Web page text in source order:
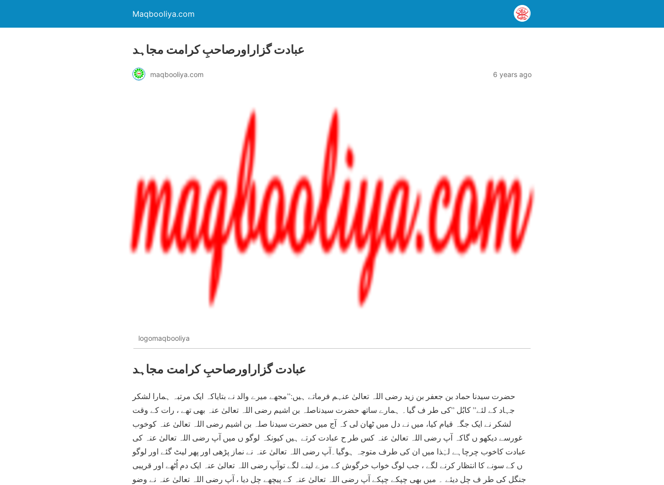
Maqbooliya.com
عبادت گزاراورصاحبِ کرامت مجاہد
maqbooliya.com 6 years ago
logomaqbooliya
عبادت گزاراورصاحبِ کرامت مجاہد
حضرت سیدنا حماد بن جعفر بن زید رضی اللہ تعالیٰ عنہم فرماتے ہیں:”مجھے میرے والد نے بتایاکہ ایک مرتبہ ہمارا لشکر
جہاد کے لئے” کابُل ”کی طر ف گیا۔ ہمارے ساتھ حضرت سیدناصلہ بن اشیم رضی اللہ تعالیٰ عنہ بھی تھے ، رات کے وقت
لشکر نے ایک جگہ قیام کیا، میں نے دل میں ٹھان لی کہ آج میں حضرت سیدنا صلہ بن اشیم رضی اللہ تعالیٰ عنہ کوخوب
غورسے دیکھو ں گاکہ آپ رضی اللہ تعالیٰ عنہ کس طر ح عبادت کرتے ہیں کیونکہ لوگو ں میں آپ رضی اللہ تعالیٰ عنہ کی
عبادت کاخوب چرچاہے لہٰذا میں ان کی طرف متوجہ ہوگیا۔آپ رضی اللہ تعالیٰ عنہ نے نماز پڑھی اور پھر لیٹ گئے اور لوگو
ں کے سونے کا انتظار کرنے لگے ، جب لوگ خواب خرگوش کے مزے لینے لگے توآپ رضی اللہ تعالیٰ عنہ ایک دم اُٹھے اور قریبی
جنگل کی طر ف چل دیئے ۔ میں بھی چپکے چپکے آپ رضی اللہ تعالیٰ عنہ کے پیچھے چل دیا ، آپ رضی اللہ تعالیٰ عنہ نے وضو